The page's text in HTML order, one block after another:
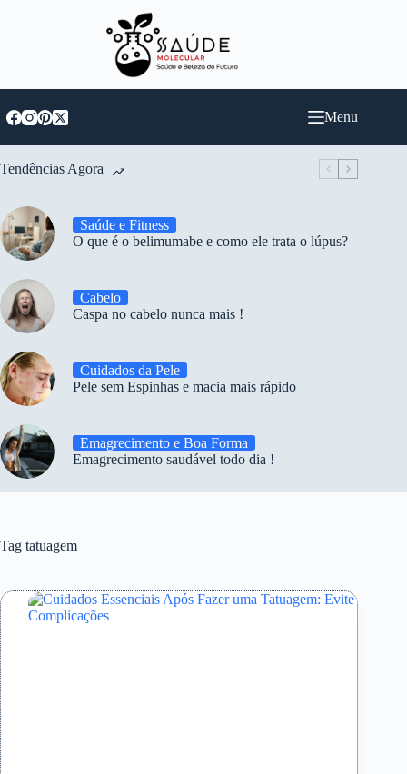
Menu
Tendências Agora
Saúde e Fitness
O que é o belimumabe e como ele trata o lúpus?
Cabelo
Caspa no cabelo nunca mais !
Cuidados da Pele
Pele sem Espinhas e macia mais rápido
Emagrecimento e Boa Forma
Emagrecimento saudável todo dia !
Tag tatuagem